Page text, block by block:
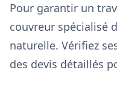
Pour garantir un
couvreur spécialisé
naturelle. Vérifiez
des devis détaillés